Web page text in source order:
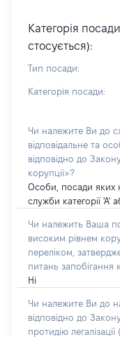
Категорія
стосується):
Тип посади:
Категорія посади:
Чи належите Ви до
відповідальне та
відповідно до
корупції»?
Особи, посади яких
служби категорії 'А'
Чи належить Ваша
високим рівнем
переліком,
питань запобігання
Ні
Чи належите Ви до
відповідно до
протидію